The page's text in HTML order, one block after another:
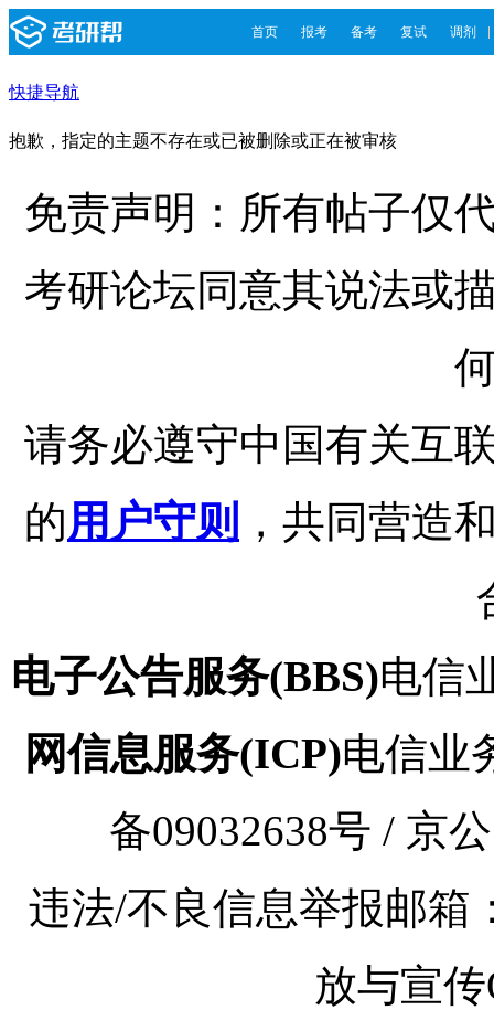
首页 报考 备考 复试 调剂
快捷导航
抱歉，指定的主题不存在或已被删除或正在被审核
免责声明：所有帖子仅
考研论坛同意其说法或
请务必遵守中国有关互
的用户守则 ，共同营造
电子公告服务(BBS)电信
网信息服务(ICP)电信业
备09032638号 / 京
违法/不良信息举报邮箱
放与宣传